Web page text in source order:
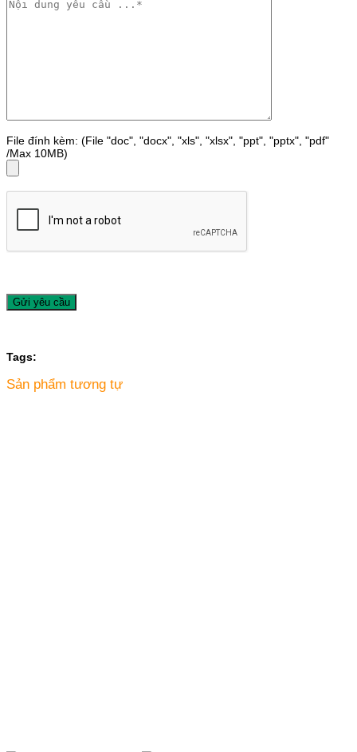
File đính kèm: (File "doc", "docx", "xls", "xlsx", "ppt", "pptx", "pdf"
/Max 10MB)
Tags:
Sản phẩm tương tự